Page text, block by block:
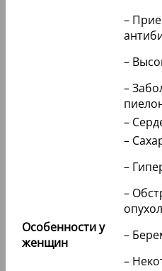
–
–
–
–
–
–
–
Особенности у
женщин
–
–